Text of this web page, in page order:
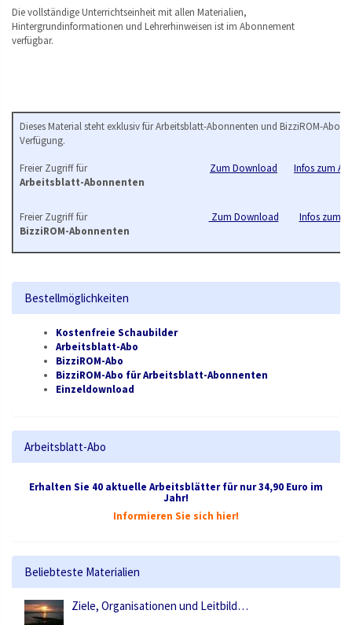
Die vollständige Unterrichtseinheit mit allen Materialien,
Hintergrundinformationen und Lehrerhinweisen ist im Abonnement
verfügbar.
Dieses Material steht exklusiv für Arbeitsblatt-Abonnenten und BizziROM-
Verfügung.
Freier Zugriff für
Arbeitsblatt-Abonnenten
Zum Download Infos zum
Freier Zugriff für
BizziROM-Abonnenten
Zum Download Infos zum
Bestellmöglichkeiten
Kostenfreie Schaubilder
Arbeitsblatt-Abo
BizziROM-Abo
BizziROM-Abo für Arbeitsblatt-Abonnenten
Einzeldownload
Arbeitsblatt-Abo
Erhalten Sie 40 aktuelle Arbeitsblätter für nur 34,90 Euro im
Jahr!
Informieren Sie sich hier!
Beliebteste Materialien
Ziele, Organisationen und Leitbild…